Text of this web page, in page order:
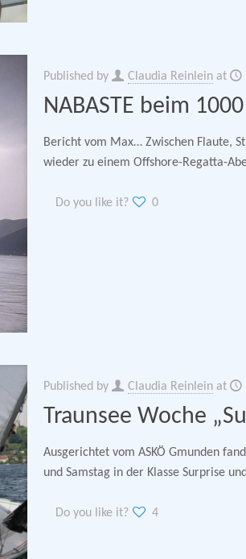
Published by Claudia Reinlein at
NABASTE beim
Bericht vom Max… Zwischen Flaute,
wieder zu einem Offshore-Regatta-
Do you like it? 0
Published by Claudia Reinlein at
Traunsee Woche
Ausgerichtet vom ASKÖ Gmunden
und Samstag in der Klasse Surprise
Do you like it? 4